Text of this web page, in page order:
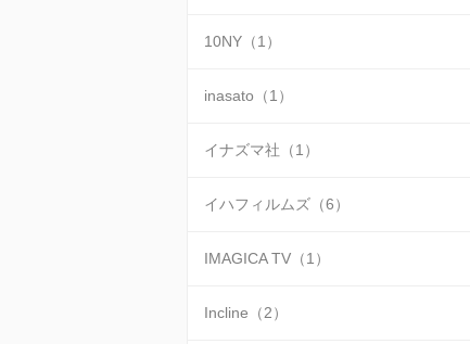
10NY（1）
inasato（1）
イナズマ社（1）
イハフィルムズ（6）
IMAGICA TV（1）
Incline（2）